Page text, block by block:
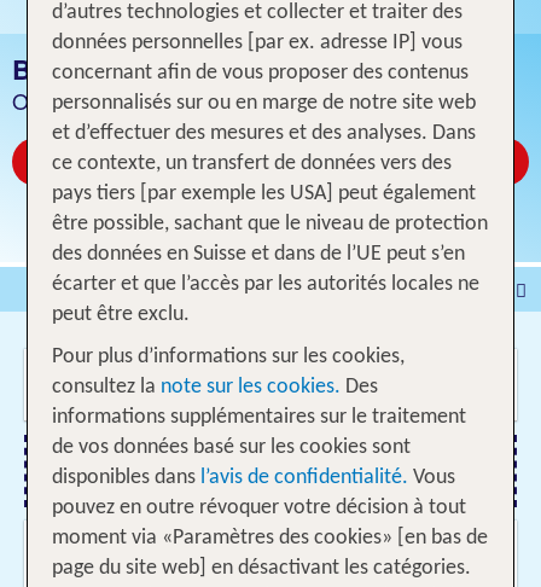
BARBADE
Offres d'hôtels intéressantes
Réservez à partir de CHF 55
Voyages
Hôtel
Croisières
Véhicules
Où voulez-vous aller?
Ajouter un vol
Quand et pour combien de temps?
11.08.2026 - 04.06.2027, Date indifférente
d’autres technologies et collecter et traiter des
données personnelles [par ex. adresse IP] vous
concernant afin de vous proposer des contenus
personnalisés sur ou en marge de notre site web
et d’effectuer des mesures et des analyses. Dans
ce contexte, un transfert de données vers des
pays tiers [par exemple les USA] peut également
être possible, sachant que le niveau de protection
des données en Suisse et dans de l’UE peut s’en
écarter et que l’accès par les autorités locales ne
peut être exclu.
Pour plus d’informations sur les cookies,
consultez la note sur les cookies. Des
informations supplémentaires sur le traitement
de vos données basé sur les cookies sont
disponibles dans l’avis de confidentialité. Vous
pouvez en outre révoquer votre décision à tout
moment via «Paramètres des cookies» [en bas de
page du site web] en désactivant les catégories.